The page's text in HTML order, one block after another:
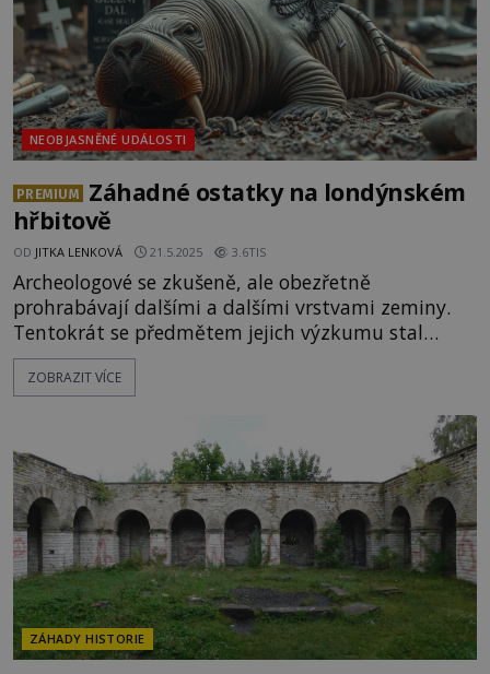
NEOBJASNĚNÉ UDÁLOSTI
PREMIUM
Záhadné ostatky na londýnském
hřbitově
OD JITKA LENKOVÁ 21.5.2025 3.6TIS
Archeologové se zkušeně, ale obezřetně
prohrabávají dalšími a dalšími vrstvami zeminy.
Tentokrát se předmětem jejich výzkumu stal
pozemek téměř v centru Londýna, kde kdysi u
kostela sv. Pankráce býval hřbitov a kudy má nyní
nepřehledná, o to pozornější musí vědci být. Jejich
zraku neuniknou ani ty nejmenší kostičky. Tyhle
jsou ale opravdu divné. [galle
ZOBRAZIT VÍCE
ZÁHADY HISTORIE